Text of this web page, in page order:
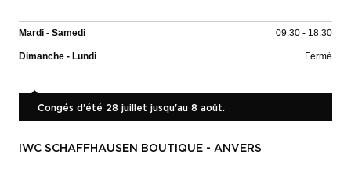
Mardi - Samedi 09:30 - 18:30
Dimanche - Lundi Fermé
Congés d'été 28 juillet jusqu'au 8 août.
IWC SCHAFFHAUSEN BOUTIQUE - ANVERS